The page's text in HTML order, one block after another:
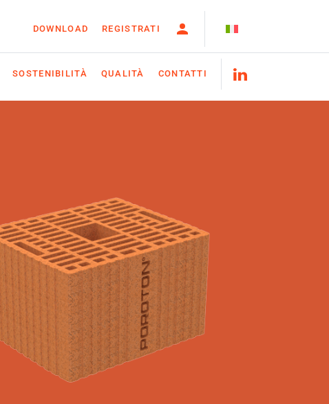
DOWNLOAD REGISTRATI
SOSTENIBILITÀ QUALITÀ CONTATTI